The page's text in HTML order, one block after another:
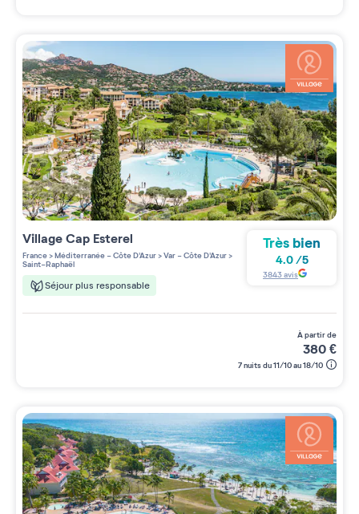
VillageCap Esterel
France>Méditerranée - Côte D'Azur>Var - Côte D'Azur>
Saint-Raphaël
Séjour plus responsable
Très bien
4.0/5
3843avis
à partir de
380€
7 nuits du 11/10 au 18/10